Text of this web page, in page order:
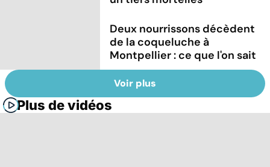
Deux nourrissons décèdent
de la coqueluche à
Montpellier : ce que l'on sait
Voir plus
Plus de vidéos